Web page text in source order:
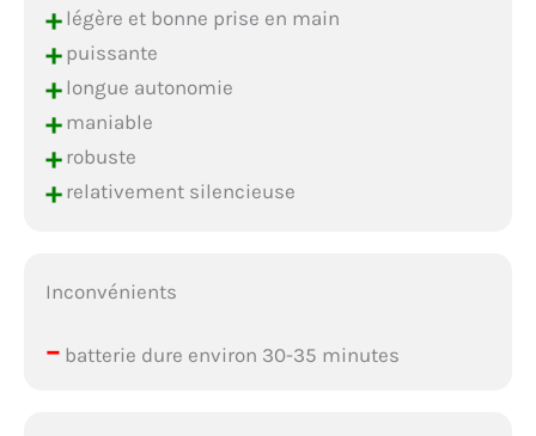
+légère et bonne prise en main
+puissante
+longue autonomie
+maniable
+robuste
+relativement silencieuse
Inconvénients
–batterie dure environ 30-35 minutes